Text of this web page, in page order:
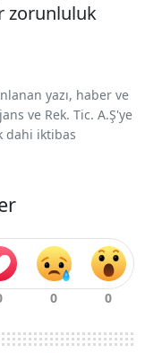
zorunluluk
yazı, haber ve
ve Rek. Tic. A.Ş'ye
dahi iktibas